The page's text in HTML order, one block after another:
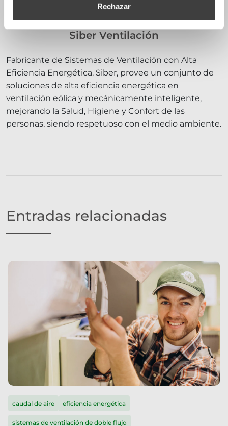
Rechazar
Siber Ventilación
Fabricante de Sistemas de Ventilación con Alta
Eficiencia Energética. Siber, provee un conjunto de
soluciones de alta eficiencia energética en
ventilación eólica y mecánicamente inteligente,
mejorando la Salud, Higiene y Confort de las
personas, siendo respetuoso con el medio ambiente.
Entradas relacionadas
caudal de aire eficiencia energética
sistemas de ventilación de doble flujo